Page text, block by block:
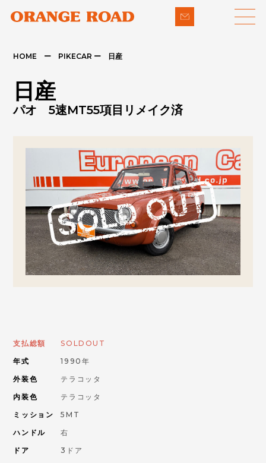
- 輸入車
COMPANY
CONTACT
PRIVACY POLICY
- アフターメンテナンス
IMPORT CAR
輸入車
PIKE CAR
パイクカー
HOME ー PIKECAR ー 日産
日産
パオ 5速MT55項目リメイク済
支払総額
年式
外装色
内装色
ミッション
ハンドル
ドア
SOLDOUT
1990年
テラコッタ
テラコッタ
5MT
右
3ドア